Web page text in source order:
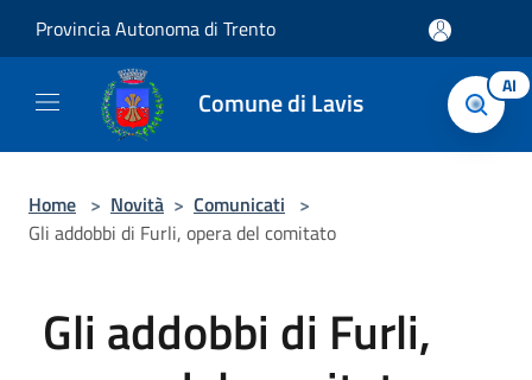
Provincia Autonoma di Trento
Comune di Lavis AI
Home > Novità > Comunicati >
Gli addobbi di Furli, opera del comitato
Gli addobbi di Furli,